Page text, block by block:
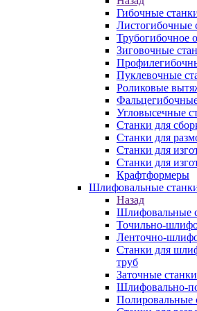
Гибочные
Листогибочные
Трубогибочное
Зиговочные
Пуклевочные
Роликовые
Угловысечные
Станки для
Станки для
Станки для
Станки для
Крафтформеры
Шлифовальные
Назад
Шлифовальные
Точильно-
Ленточно-
Станки для
труб
Заточные станки
Шлифовально-
Полировальные